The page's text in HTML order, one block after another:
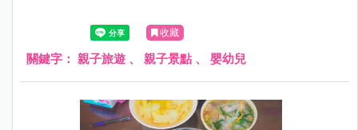
收藏
關鍵字： 親子旅遊 、 親子景點 、 嬰幼兒